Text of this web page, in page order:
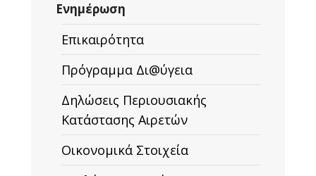
Ενημέρωση
Επικαιρότητα
Πρόγραμμα Δι@ύγεια
Δηλώσεις Περιουσιακής
Κατάστασης Αιρετών
Οικονομικά Στοιχεία